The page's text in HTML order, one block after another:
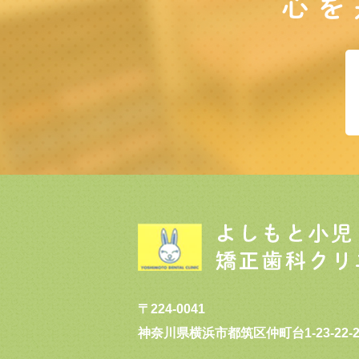
心
〒224-0041
神奈川県横浜市都筑区仲町台1-23-22-